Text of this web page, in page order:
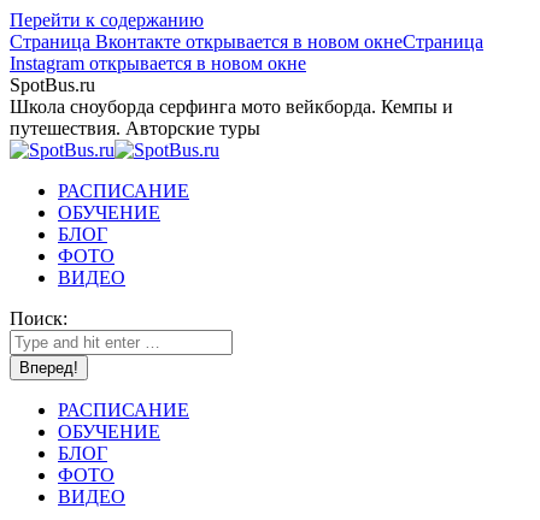
Перейти к содержанию
Страница Вконтакте открывается в новом окнеСтраница
Instagram открывается в новом окне
SpotBus.ru
Школа сноуборда серфинга мото вейкборда. Кемпы и
путешествия. Авторские туры
РАСПИСАНИЕ
ОБУЧЕНИЕ
БЛОГ
ФОТО
ВИДЕО
Поиск:
РАСПИСАНИЕ
ОБУЧЕНИЕ
БЛОГ
ФОТО
ВИДЕО